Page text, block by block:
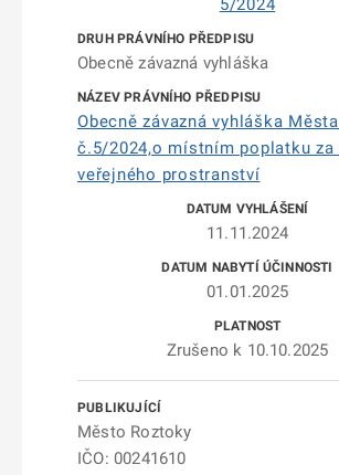
5/2024
Obecně závazná vyhláška
Obecně závazná vyhláška
č.5/2024,o místním poplatku za
veřejného prostranství
11.11.2024
01.01.2025
Zrušeno k 10.10.2025
Město Roztoky
IČO: 00241610